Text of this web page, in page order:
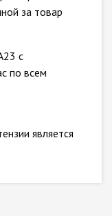
за товар
с
по всем
является